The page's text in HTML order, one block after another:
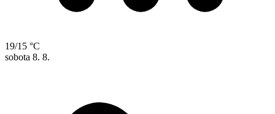
19/15 °C
sobota 8. 8.